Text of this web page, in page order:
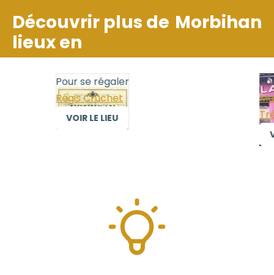
Découvrir plus de
lieux en
Morbihan
Pour se régaler
Régis Cruchet
VOIR LE LIEU